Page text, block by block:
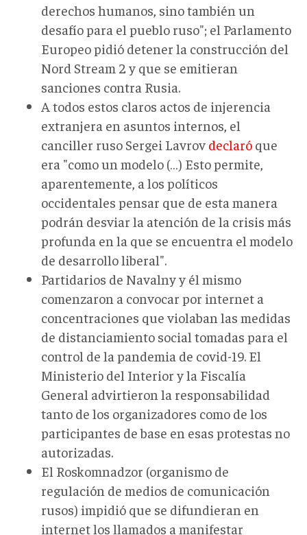
derechos humanos, sino también un
desafío para el pueblo ruso"; el Parlamento
Europeo pidió detener la construcción del
Nord Stream 2 y que se emitieran
sanciones contra Rusia.
A todos estos claros actos de injerencia
extranjera en asuntos internos, el
canciller ruso Sergei Lavrov declaró que
era "como un modelo (…) Esto permite,
aparentemente, a los políticos
occidentales pensar que de esta manera
podrán desviar la atención de la crisis más
profunda en la que se encuentra el modelo
de desarrollo liberal".
Partidarios de Navalny y él mismo
comenzaron a convocar por internet a
concentraciones que violaban las medidas
de distanciamiento social tomadas para el
control de la pandemia de covid-19. El
Ministerio del Interior y la Fiscalía
General advirtieron la responsabilidad
tanto de los organizadores como de los
participantes de base en esas protestas no
autorizadas.
El Roskomnadzor (organismo de
regulación de medios de comunicación
rusos) impidió que se difundieran en
internet los llamados a manifestar